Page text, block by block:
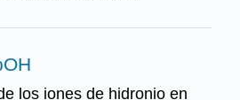
los iones de hidronio en